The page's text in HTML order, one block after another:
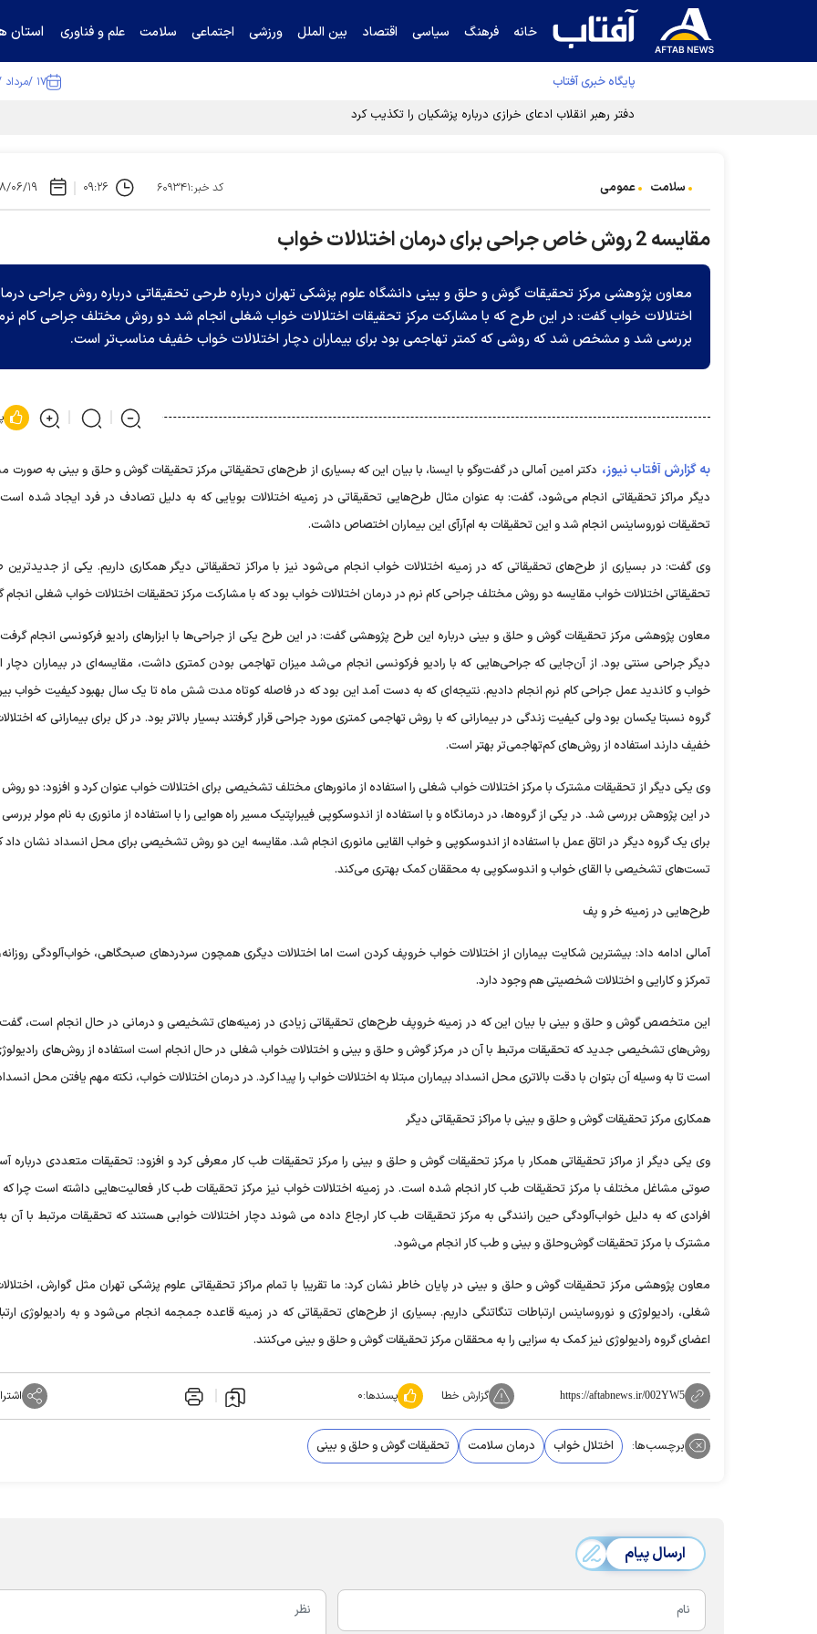
خانه فرهنگ سیاسی اقتصاد بین الملل ورزشی اجتماعی سلامت علم و فناوری استان
پایگاه خبری آفتاب ۱۷ /مرداد /۱۴۰۵
دفتر رهبر انقلاب ادعای خرازی درباره پزشکیان را تکذیب کرد
سلامت عمومی کد خبر:۶۰۹۳۴۱ ۰۹:۲۶ ۱۳۹۸/
مقایسه 2 روش خاص جراحی برای درمان اختلالات خواب
معاون پژوهشی مرکز تحقیقات گوش و حلق و بینی دانشگاه علوم پزشکی تهران درباره طرحی تحقیقاتی درباره روش جراحی
اختلالات خواب گفت: در این طرح که با مشارکت مرکز تحقیقات اختلالات خواب شغلی انجام شد دو روش مختلف جراحی کام
بررسی شد و مشخص شد که روشی که کمتر تهاجمی بود برای بیماران دچار اختلالات خواب خفیف مناسب‌تر است.
به گزارش آفتاب نیوز، دکتر امین آمالی در گفت‌وگو با ایسنا، با بیان این که بسیاری از طرح‌های تحقیقاتی مرکز تحقیقات گوش و حلق و بینی به صورت
دیگر مراکز تحقیقاتی انجام‌ می‌شود، گفت: به عنوان مثال طرح‌هایی تحقیقاتی در زمینه اختلالات بویایی که به دلیل تصادف در فرد ایجاد شده است
تحقیقات نوروساینس انجام شد و این تحقیقات به ام‌آرآی این بیماران اختصاص داشت.
وی گفت: در بسیاری از طرح‌های تحقیقاتی که در زمینه اختلالات خواب انجام می‌شود نیز با مراکز تحقیقاتی دیگر همکاری داریم. یکی از
تحقیقاتی اختلالات خواب مقایسه دو روش مختلف جراحی کام نرم در درمان اختلالات خواب بود که با مشارکت مرکز تحقیقات اختلالات خواب شغلی
معاون پژوهشی مرکز تحقیقات گوش و حلق و بینی درباره این طرح پژوهشی گفت: در این طرح یکی از جراحی‌ها با ابزارهای رادیو فرکونسی انجام
دیگر جراحی سنتی بود. از آن‌جایی که جراحی‌هایی که با رادیو فرکونسی انجام می‌شد میزان تهاجمی بودن کمتری داشت، مقایسه‌ای در بیماران دچار
خواب و کاندید عمل جراحی کام نرم انجام دادیم. نتیجه‌ای که به دست آمد این بود که در فاصله کوتاه مدت شش ماه تا یک سال بهبود کیفیت خواب
گروه نسبتا یکسان بود ولی کیفیت زندگی در بیمارانی که با روش تهاجمی کمتری مورد جراحی قرار گرفتند بسیار بالاتر بود. در کل برای بیمارانی که
خفیف دارند استفاده از روش‌های کم‌تهاجمی‌تر بهتر است.
وی یکی دیگر از تحقیقات مشترک با مرکز اختلالات خواب شغلی را استفاده از مانورهای مختلف تشخیصی برای اختلالات خواب عنوان کرد و افزود: دو
در این پژوهش بررسی شد. در یکی از گروه‌ها، در درمانگاه و با استفاده از اندوسکوپی فیبراپتیک مسیر راه هوایی را با استفاده از مانوری به نام مولر
برای یک گروه دیگر در اتاق عمل با استفاده از اندوسکوپی و خواب القایی مانوری انجام شد. مقایسه این دو روش تشخیصی برای محل انسداد نشان داد
تست‌های تشخیصی با القای خواب و اندوسکوپی به محققان کمک بهتری می‌کند.
طرح‌هایی در زمینه خر و پف
آمالی ادامه داد: بیشترین شکایت بیماران از اختلالات خواب خروپف کردن است اما اختلالات دیگری همچون سردردهای صبحگاهی، خواب‌آلودگی
تمرکز و کارایی و اختلالات شخصیتی هم وجود دارد.
این متخصص گوش و حلق و بینی با بیان این که در زمینه خروپف طرح‌های تحقیقاتی زیادی در زمینه‌های تشخیصی و درمانی در حال انجام است،
روش‌های تشخیصی جدید که تحقیقات مرتبط با آن در مرکز گوش و حلق و بینی و اختلالات خواب شغلی در حال انجام است استفاده از روش‌های
است تا به وسیله آن بتوان با دقت بالاتری محل انسداد بیماران مبتلا به اختلالات خواب را پیدا کرد. در درمان اختلالات خواب، نکته مهم یافتن محل
همکاری مرکز تحقیقات گوش و حلق و بینی با مراکز تحقیقاتی دیگر
وی یکی دیگر از مراکز تحقیقاتی همکار با مرکز تحقیقات گوش و حلق و بینی را مرکز تحقیقات طب کار معرفی کرد و افزود: تحقیقات متعددی درباره
صوتی مشاغل مختلف با مرکز تحقیقات طب کار انجام شده است. در زمینه اختلالات خواب نیز مرکز تحقیقات طب کار فعالیت‌هایی داشته است چرا که
افرادی که به دلیل خواب‌آلودگی حین رانندگی به مرکز تحقیقات طب کار ارجاع داده می شوند دچار اختلالات خوابی هستند که تحقیقات مرتبط با آن
مشترک با مرکز تحقیقات گوش‌وحلق و بینی و طب کار انجام می‌شود.
معاون پژوهشی مرکز تحقیقات گوش و حلق و بینی در پایان خاطر نشان کرد: ما تقریبا با تمام مراکز تحقیقاتی علوم پزشکی تهران مثل گوارش،
شغلی، رادیولوژی و نوروساینس ارتباطات تنگاتنگی داریم. بسیاری از طرح‌های تحقیقاتی‌ که در زمینه قاعده جمجمه انجام می‌شود و به رادیولوژی
اعضای گروه رادیولوژی نیز کمک به سزایی را به محققان مرکز تحقیقات گوش و حلق و بینی می‌کنند.
https://aftabnews.ir/002YW5 گزارش خطا پسندها:۰
برچسب‌ها: اختلال خواب درمان سلامت تحقیقات گوش و حلق و بینی
ارسال پیام